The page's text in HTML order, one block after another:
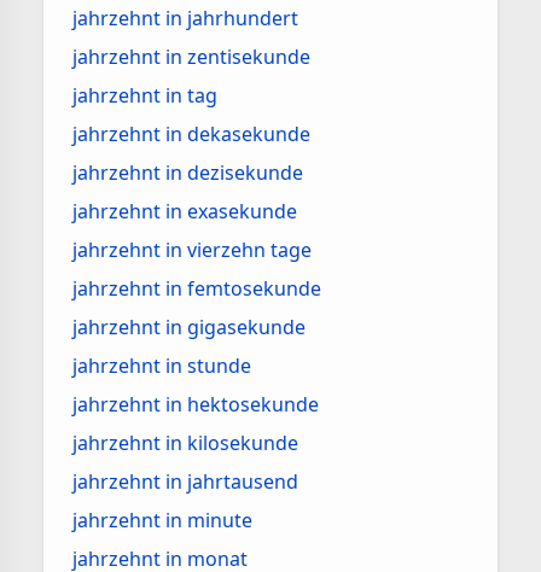
jahrzehnt in jahrhundert
jahrzehnt in zentisekunde
jahrzehnt in tag
jahrzehnt in dekasekunde
jahrzehnt in dezisekunde
jahrzehnt in exasekunde
jahrzehnt in vierzehn tage
jahrzehnt in femtosekunde
jahrzehnt in gigasekunde
jahrzehnt in stunde
jahrzehnt in hektosekunde
jahrzehnt in kilosekunde
jahrzehnt in jahrtausend
jahrzehnt in minute
jahrzehnt in monat